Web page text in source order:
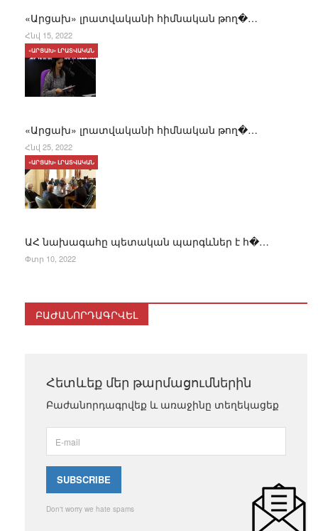
«Արցախ» լրատվականի հիմնական թող�…
Հնվ 15, 2022
«Արցախ» լրատվականի հիմնական թող�…
«ԱՐՑԱԽ» ԼՐԱՏՎԱԿԱՆ
Հնվ 25, 2022
ԱՀ նախագահը պետական պարգևներ է հ�…
«ԱՐՑԱԽ» ԼՐԱՏՎԱԿԱՆ
Փտր 10, 2022
ԲԱԺԱՆՈՐԴԱԳՐՎԵԼ
Հետևեք մեր թարմացումներին
Բաժանորդագրվեք և առաջինը տեղեկացեք
Don't worry we hate spams